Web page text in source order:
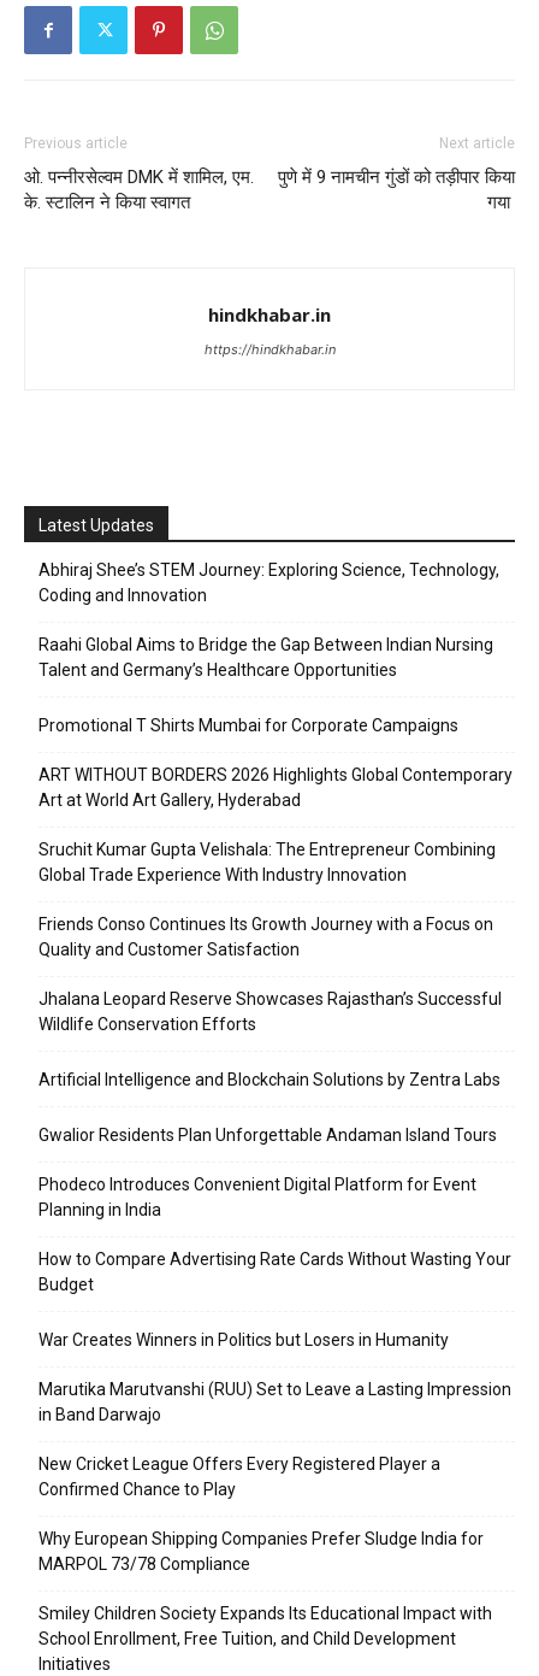
Previous article
ओ. पन्नीरसेल्वम DMK में शामिल, एम.
के. स्टालिन ने किया स्वागत
Next article
पुणे में 9 नामचीन गुंडों को तड़ीपार किया
गया
hindkhabar.in
https://hindkhabar.in
Latest Updates
Abhiraj Shee’s STEM Journey: Exploring Science, Technology,
Coding and Innovation
Raahi Global Aims to Bridge the Gap Between Indian Nursing
Talent and Germany’s Healthcare Opportunities
Promotional T Shirts Mumbai for Corporate Campaigns
ART WITHOUT BORDERS 2026 Highlights Global Contemporary
Art at World Art Gallery, Hyderabad
Sruchit Kumar Gupta Velishala: The Entrepreneur Combining
Global Trade Experience With Industry Innovation
Friends Conso Continues Its Growth Journey with a Focus on
Quality and Customer Satisfaction
Jhalana Leopard Reserve Showcases Rajasthan’s Successful
Wildlife Conservation Efforts
Artificial Intelligence and Blockchain Solutions by Zentra Labs
Gwalior Residents Plan Unforgettable Andaman Island Tours
Phodeco Introduces Convenient Digital Platform for Event
Planning in India
How to Compare Advertising Rate Cards Without Wasting Your
Budget
War Creates Winners in Politics but Losers in Humanity
Marutika Marutvanshi (RUU) Set to Leave a Lasting Impression
in Band Darwajo
New Cricket League Offers Every Registered Player a
Confirmed Chance to Play
Why European Shipping Companies Prefer Sludge India for
MARPOL 73/78 Compliance
Smiley Children Society Expands Its Educational Impact with
School Enrollment, Free Tuition, and Child Development
Initiatives